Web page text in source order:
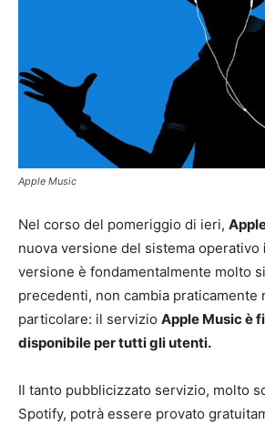
Apple Music
Nel corso del pomeriggio di ieri,
nuova versione del sistema operativo
versione è fondamentalmente molto
precedenti, non cambia praticamente
particolare: il servizio Apple Music è
disponibile per tutti gli utenti.
Il tanto pubblicizzato servizio, molto
Spotify, potrà essere provato